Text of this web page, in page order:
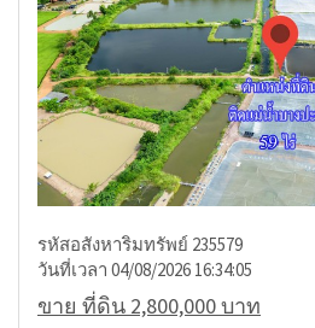
รหัสอสังหาริมทรัพย์ 235579
วันที่เวลา 04/08/2026 16:34:05
ขาย ที่ดิน 2,800,000 บาท